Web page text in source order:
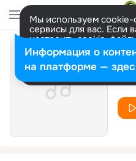
Мы используем cookie-
сервисы для вас. Если
настроить cookie-
представитель.
Разрешить все
Информация о
на платформе —